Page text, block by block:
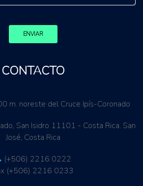
ENVIAR
CONTACTO
m. noreste del Cruce Ipís-Coronado
San Isidro 11101 - Costa Rica. San
José, Costa Rica
(+506) 2216 0222
(+506) 2216 0233